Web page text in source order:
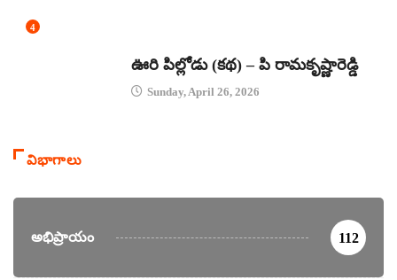
4
ఊరి పిల్లోడు (కథ) – పి రామకృష్ణారెడ్డి
Sunday, April 26, 2026
విభాగాలు
అభిప్రాయం 112